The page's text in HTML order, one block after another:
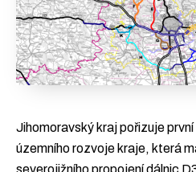
Jihomoravský kraj pořizuje
územního rozvoje kraje, která